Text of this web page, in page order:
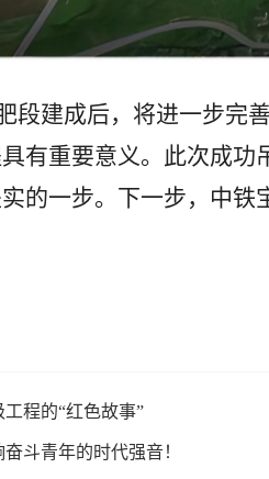
段建成后，将进一步完
有重要意义。此次成
的一步。下一步，中
工程的“红色故事”
奋斗青年的时代强音！